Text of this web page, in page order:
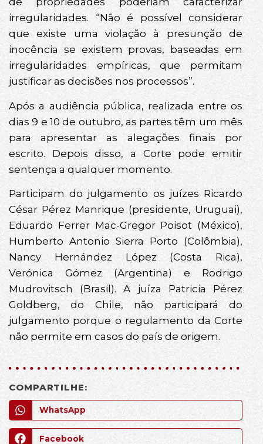
irregularidades. “Não é possível considerar
que existe uma violação à presunção de
inocência se existem provas, baseadas em
irregularidades empíricas, que permitam
justificar as decisões nos processos”.
Após a audiência pública, realizada entre os
dias 9 e 10 de outubro, as partes têm um mês
para apresentar as alegações finais por
escrito. Depois disso, a Corte pode emitir
sentença a qualquer momento.
Participam do julgamento os juízes Ricardo
César Pérez Manrique (presidente, Uruguai),
Eduardo Ferrer Mac-Gregor Poisot (México),
Humberto Antonio Sierra Porto (Colômbia),
Nancy Hernández López (Costa Rica),
Verónica Gómez (Argentina) e Rodrigo
Mudrovitsch (Brasil). A juíza Patricia Pérez
Goldberg, do Chile, não participará do
julgamento porque o regulamento da Corte
não permite em casos do país de origem.
COMPARTILHE:
WhatsApp
Facebook